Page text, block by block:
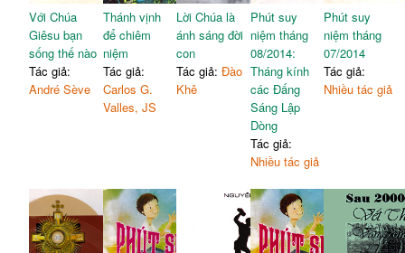
Với Chúa
Giêsu bạn
sống thế nào
Tác giả:
André Sève
Thánh vịnh
để chiêm
niệm
Tác giả:
Carlos G.
Valles, JS
Lời Chúa là
ánh sáng đời
con
Tác giả:Đào
Khê
Phút suy
niệm tháng
08/2014:
Tháng kính
các Đấng
Sáng Lập
Dòng
Tác giả:
Nhiều tác giả
Phút suy
niệm tháng
07/2014
Tác giả:
Nhiều tác giả